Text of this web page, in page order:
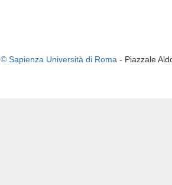
© Sapienza Università di Roma - Piazzale